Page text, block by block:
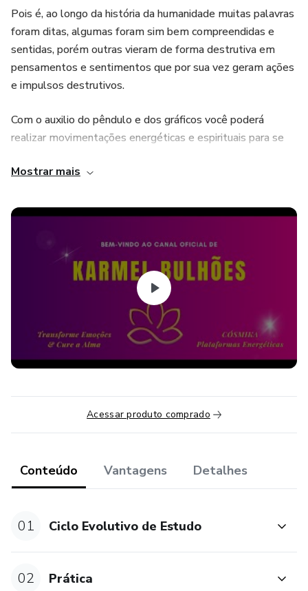
Pois é, ao longo da história da humanidade muitas palavras
foram ditas, algumas foram sim bem compreendidas e
sentidas, porém outras vieram de forma destrutiva em
pensamentos e sentimentos que por sua vez geram ações
e impulsos destrutivos.
Com o auxilio do pêndulo e dos gráficos você poderá
realizar movimentações energéticas e espirituais para se
armazenados em algum nível de seus registros.
Mostrar mais
Acessar produto comprado
Conteúdo Vantagens Detalhes
01 Ciclo Evolutivo de Estudo
02 Prática